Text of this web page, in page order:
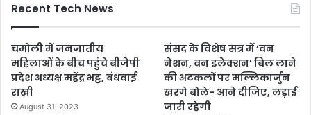
Recent Tech News
चमोली में जनजातीय
महिलाओं के बीच पहुंचे बीजेपी
प्रदेश अध्यक्ष महेंद्र भट्ट, बंधवाई
राखी
August 31, 2023
संसद के विशेष सत्र में ‘वन
नेशन, वन इलेक्शन’ बिल लाने
की अटकलों पर मल्लिकार्जुन
खरगे बोले- आने दीजिए, लड़ाई
जारी रहेगी